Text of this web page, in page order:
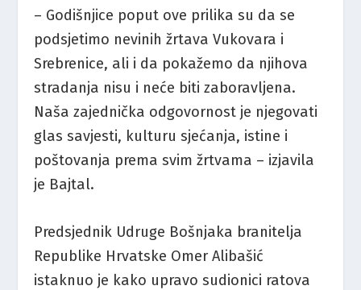
– Godišnjice poput ove prilika su da se
podsjetimo nevinih žrtava Vukovara i
Srebrenice, ali i da pokažemo da njihova
stradanja nisu i neće biti zaboravljena.
Naša zajednička odgovornost je njegovati
glas savjesti, kulturu sjećanja, istine i
poštovanja prema svim žrtvama – izjavila
je Bajtal.
Predsjednik Udruge Bošnjaka branitelja
Republike Hrvatske Omer Alibašić
istaknuo je kako upravo sudionici ratova